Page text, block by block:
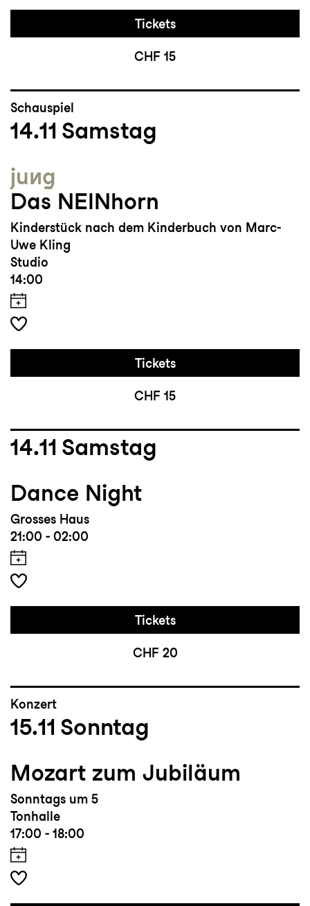
Tickets
CHF 15
Schauspiel
14.11 Samstag
jung
Das NEINhorn
Kinderstück nach dem Kinderbuch von Marc-
Uwe Kling
Studio
14:00
Tickets
CHF 15
14.11 Samstag
Dance Night
Grosses Haus
21:00 - 02:00
Tickets
CHF 20
Konzert
15.11 Sonntag
Mozart zum Jubiläum
Sonntags um 5
Tonhalle
17:00 - 18:00